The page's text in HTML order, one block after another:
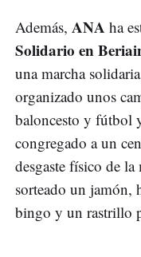
Además, ANA ha
Solidario en
una marcha
organizado unos
baloncesto y fútbol
congregado a un
desgaste físico de
sorteado un jamón,
bingo y un rastrillo